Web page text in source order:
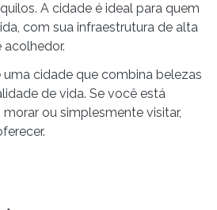
A cidade é ideal para quem
com sua infraestrutura de alta
uma cidade que combina belezas
de vida. Se você está
ou simplesmente visitar,